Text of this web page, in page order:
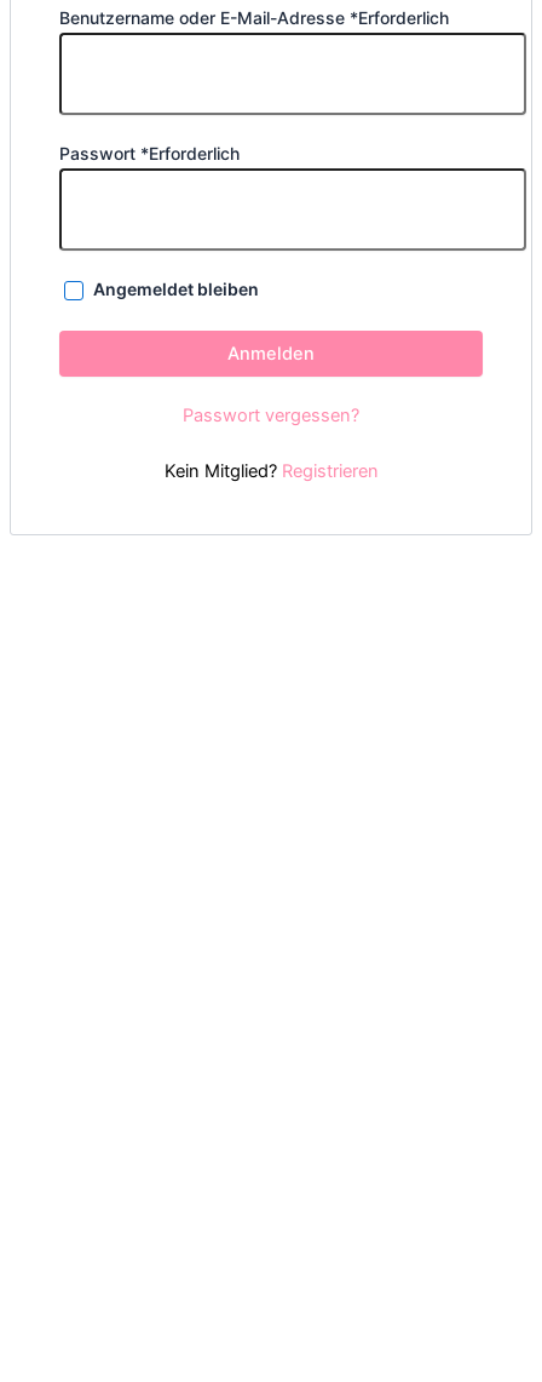
Benutzername oder E-Mail-Adresse *Erforderlich
Passwort *Erforderlich
Angemeldet bleiben
Anmelden
Passwort vergessen?
Kein Mitglied? Registrieren